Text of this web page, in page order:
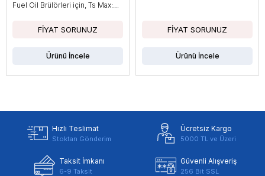
Fuel Oil Brülörleri için, Ts Max:
Ürünü İncele Ürünü İncele
Hızlı Teslimat
Stoktan Gönderim
Ücretsiz Kargo
5000 TL ve Üzeri
Taksit İmkanı
6-9 Taksit
Güvenli Alışveriş
256 Bit SSL